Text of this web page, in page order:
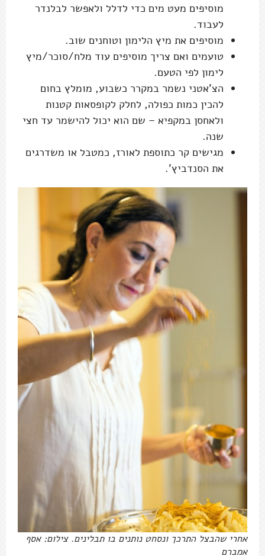
מוסיפים מעט מים כדי לדלל ולאפשר לבלנדר
לעבוד.
מוסיפים את מיץ הלימון וטוחנים שוב.
טועמים ואם צריך מוסיפים עוד מלח/סוכר/מיץ
לימון לפי הטעם.
הצ'אטני נשמר במקרר כשבוע, מומלץ בחום
להכין כמות כפולה, לחלק לקופסאות קטנות
ולאחסן במקפיא – שם הוא יכול להישמר עד חצי
שנה.
מגישים קר כתוספת לאורז, כמטבל או משדרגים
את הסנדביץ'.
אחרי שהבצל התרכך ונסחט נותנים בו תבלינים. צילום: אסף
אמברם